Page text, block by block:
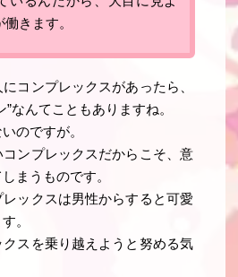
きます。
コンプレックスがあったら、
なんてこともありますね。
のですが。
コンプレックスだからこそ、意
まうものです。
ックスは男性からすると可愛
。
スを乗り越えようと努める気